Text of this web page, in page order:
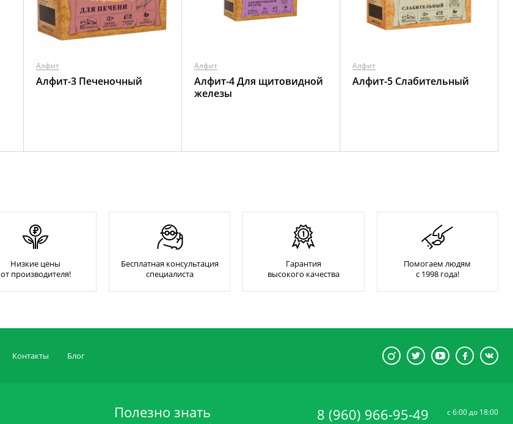
Алфит
Алфит-3 Печеночный
Алфит
Алфит-4 Для щитовидной
железы
Алфит
Алфит-5 Слабительный
Низкие цены
от производителя!
Бесплатная консультация
специалиста
Гарантия
высокого качества
Помогаем людям
с 1998 года!
Контакты Блог
Полезно знать 8 (960) 966-95-49 c 6:00 до 18:00